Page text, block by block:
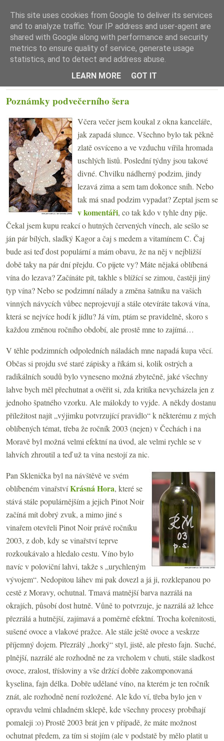
☰ Menu
Poznámky podvečerního šera
Včera večer jsem koukal z okna kanceláře,
jak zapadá slunce. Všechno bylo tak pěkně
zlatě osvíceno a ve vzduchu vířila hromada
uschlých listů. Poslední týdny jsou takové
divné. Chvilku nádherný podzim, jindy
lezavá zima a sem tam dokonce sníh. Nebo
tak má snad podzim vypadat? Zeptal jsem se
v komentáři, co tak kdo v tyhle dny pije.
Čekal jsem kupu reakcí o hutných červených vínech, ale sešlo se
ján pár bílých, sladký Kagor a čaj s medem a vitamínem C. Čaj
bude asi teď dost populární a mám obavu, že na něj v nejbližší
době taky na pár dní přejdu. Co pijete vy? Máte nějaká oblíbená
vína do lezava? Začínáte pít, takhle s blížící se zimou, častěji jiný
typ vína? Nebo se podzimní nálady a změna šatníku na vašich
vinných návycích vůbec neprojevují a stále otevíráte taková vína,
která se nejvíce hodí k jídlu? Já vím, ptám se pravidelně, skoro s
každou změnou ročního období, ale prostě mne to zajímá…
V těhle podzimních odpoledních náladách mne napadá kupa věcí.
Občas si projdu své staré zápisky a říkám si, kolik ostrých a
radikálních soudů bylo vyneseno možná zbytečně, jaké všechny
lahve bych měl přechutnat a ověřit si, zda kritika nevycházela jen z
jednoho špatného vzorku. Ale málokdy to vyjde. A někdy dostanu
příležitost najít „výjimku potvrzující pravidlo“ k některému z mých
oblíbených témat, třeba že ročník 2003 (nejen) v Čechách i na
Moravě byl možná velmi efektní na úvod, ale velmi rychle se v
lahvích zhroutil a teď už ta vína nestojí za nic.
Pan Sklenička byl na návštěvě ve svém
oblíbeném vinařstvíKrásná Hora, které se
stává stále populárnějším a jejich Pinot Noir
začíná mít dobrý zvuk, a mimo jiné s
vinařem otevřeli Pinot Noir právě ročníku
2003, z dob, kdy se vinařství teprve
rozkoukávalo a hledalo cestu. Víno bylo
navíc v poloviční lahvi, takže s „urychleným
vývojem“. Nedopitou láhev mi pak dovezl a já ji, rozklepanou po
cestě z Moravy, ochutnal. Tmavá matnější barva nazrálá na
okrajích, působí dost hutně. Vůně to potvrzuje, je nazrálá až lehce
přezrálá a hutnější, zajímavá a poměrně efektní. Trocha kořenitosti,
sušené ovoce a vlakové pražce. Ale stále ještě ovoce a veskrze
příjemný dojem. Přezrálý „horký“ styl, jistě, ale přesto fajn. Suché,
plnější, nazrálé ale rozhodně ne za vrcholem v chuti, stále sladkost
ovoce, zralost, třísloviny a vše držící dobře zakomponovaná
kyselina, fajn délka. Dobře udělané víno, na kterém je ten ročník
znát, ale rozhodně není rozložené. Ale kdo ví, třeba bylo jen v
opravdu velmi chladném sklepě, kde všechny procesy probíhají
pomaleji :o) Prostě 2003 brát jen v případě, že máte možnost
ochutnat předem, za tím si stojím (ale v podstatě by mělo platit u
This site uses cookies from Google to deliver its services
and to analyze traffic. Your IP address and user-agent are
shared with Google along with performance and security
metrics to ensure quality of service, generate usage
statistics, and to detect and address abuse.
LEARN MORE
GOT IT